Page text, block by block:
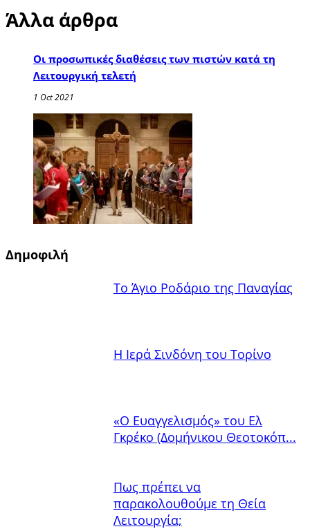
Άλλα άρθρα
Οι προσωπικές διαθέσεις των πιστών κατά τη
Λειτουργική τελετή
1 Oct 2021
Δημοφιλή
Το Άγιο Ροδάριο της Παναγίας
Η Ιερά Σινδόνη του Τορίνο
«Ο Ευαγγελισμός» του Ελ
Γκρέκο (Δομήνικου Θεοτοκόπ...
Πως πρέπει να
παρακολουθούμε τη Θεία
Λειτουργία;